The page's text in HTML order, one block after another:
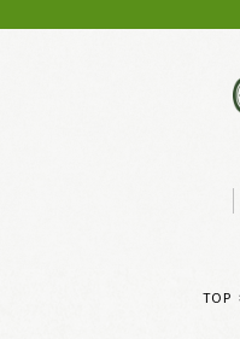
TOP